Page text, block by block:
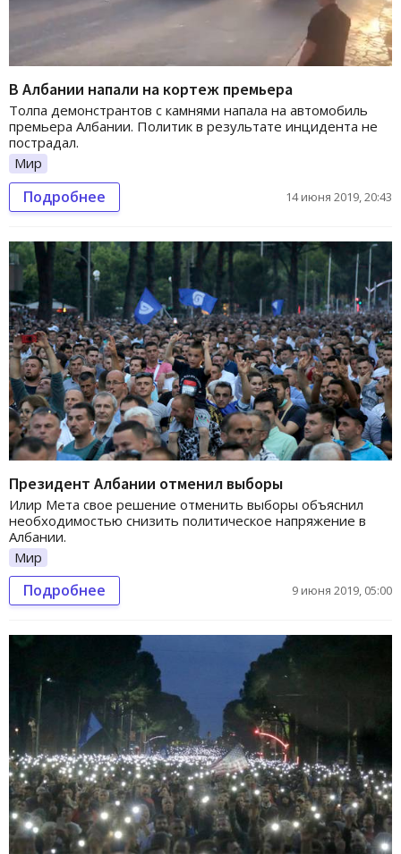
В Албании напали на кортеж премьера
Толпа демонстрантов с камнями напала на автомобиль
премьера Албании. Политик в результате инцидента не
пострадал.
Мир
Подробнее 14 июня 2019, 20:43
Президент Албании отменил выборы
Илир Мета свое решение отменить выборы объяснил
необходимостью снизить политическое напряжение в
Албании.
Мир
Подробнее 9 июня 2019, 05:00